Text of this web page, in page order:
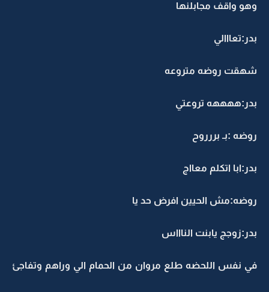
وهو واقف مجابلنها
بدر:تعااالي
شهقت روضه متروعه
بدر:ههههه تروعتي
روضه :بـ بررروح
بدر:ابا اتكلم معااج
روضه:مش الحيين افرض حد يا
بدر:زوجج يابنت الناااس
في نفس اللحضه طلع مروان من الحمام الي وراهم وتفاجئ